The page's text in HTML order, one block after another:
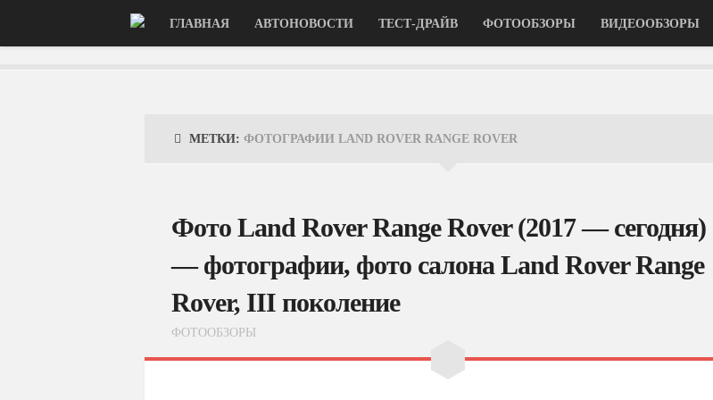
ГЛАВНАЯ АВТОНОВОСТИ ТЕСТ-ДРАЙВ ФОТООБЗОРЫ ВИДЕООБЗОРЫ
МЕТКИ: ФОТОГРАФИИ LAND ROVER RANGE ROVER
Фото Land Rover Range Rover (2017 — сегодня)
— фотографии, фото салона Land Rover Range
Rover, III поколение
ФОТООБЗОРЫ